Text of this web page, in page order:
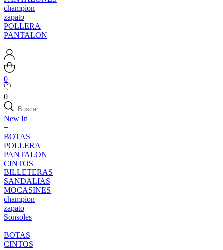
champion
zapato
POLLERA
PANTALON
0
0
New In
+
BOTAS
POLLERA
PANTALON
CINTOS
BILLETERAS
SANDALIAS
MOCASINES
champion
zapato
Sonsoles
+
BOTAS
CINTOS